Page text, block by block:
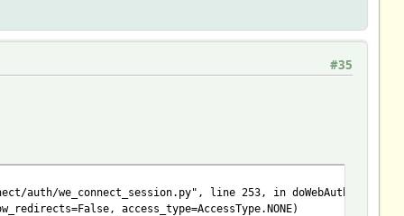
#35
auth/we_connect_session.py", line 253, in doWebAuth
access_type=AccessType.NONE)